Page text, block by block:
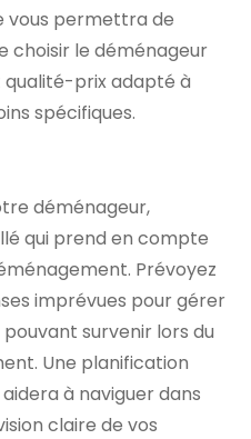
vous permettra de
choisir le déménageur
prix adapté à
spécifiques.
déménageur,
qui prend en compte
Prévoyez
imprévues pour gérer
survenir lors du
Une planification
à naviguer dans
claire de vos